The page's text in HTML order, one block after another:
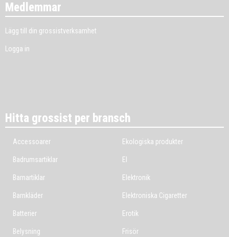
Medlemmar
Lägg till din grossistverksamhet
Logga in
Hitta grossist per bransch
Accessoarer
Badrumsartiklar
Barnartiklar
Barnkläder
Batterier
Belysning
Ekologiska produkter
El
Elektronik
Elektroniska Cigaretter
Erotik
Frisör